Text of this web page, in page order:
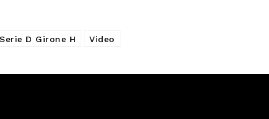
Serie D Girone H Video